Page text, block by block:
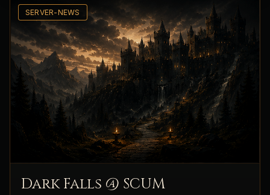
SERVER-NEWS
Dark Falls @ SCUM